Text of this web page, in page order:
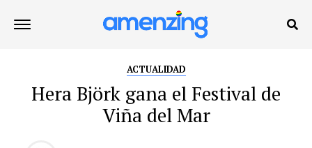
ACTUALIDAD
Hera Björk gana el Festival de
Viña del Mar